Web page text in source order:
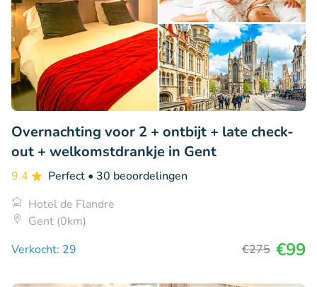
Overnachting voor 2 + ontbijt + late check-
out + welkomstdrankje in Gent
9.4 Perfect • 30 beoordelingen
Hotel de Flandre
Gent (0km)
Verkocht: 29
€275 €99